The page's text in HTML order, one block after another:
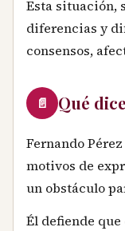
Esta situación,
diferencias y
consensos,
📄 Qué
Fernando
motivos de
un obstáculo
Él defiende